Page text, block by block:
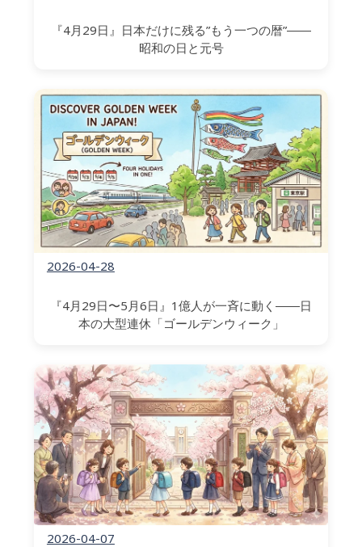
『4月29日』日本だけに残る”もう一つの暦”――
昭和の日と元号
2026-04-28
『4月29日〜5月6日』1億人が一斉に動く――日
本の大型連休「ゴールデンウィーク」
2026-04-07